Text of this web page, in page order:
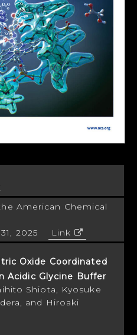
American Chemical
2025
Link
Oxide Coordinated
Acidic Glycine Buffer
Shiota, Kyosuke
and Hiroaki